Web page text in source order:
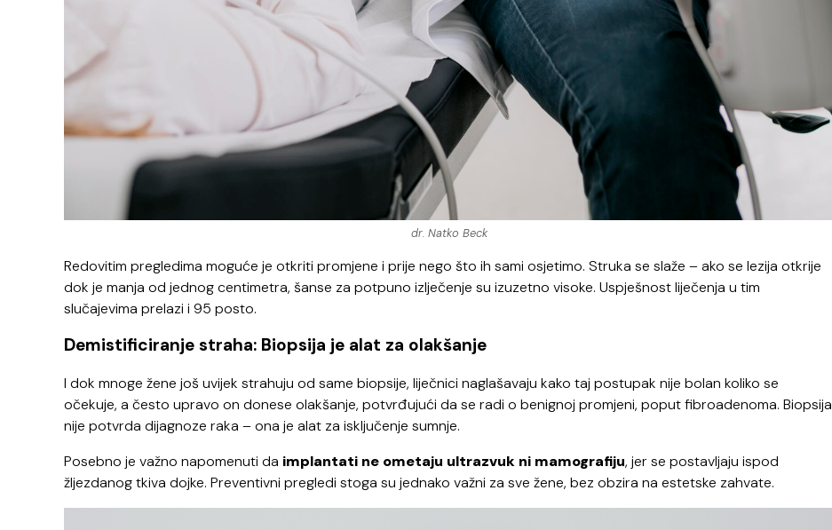
dr. Natko Beck
Redovitim pregledima moguće je otkriti promjene i prije nego što ih sami osjetimo. Struka se slaže – ako se lezija otkrije
dok je manja od jednog centimetra, šanse za potpuno izlječenje su izuzetno visoke. Uspješnost liječenja u tim
slučajevima prelazi i 95 posto.
Demistificiranje straha: Biopsija je alat za olakšanje
I dok mnoge žene još uvijek strahuju od same biopsije, liječnici naglašavaju kako taj postupak nije bolan koliko se
očekuje, a često upravo on donese olakšanje, potvrđujući da se radi o benignoj promjeni, poput fibroadenoma. Biopsija
nije potvrda dijagnoze raka – ona je alat za isključenje sumnje.
Posebno je važno napomenuti da implantati ne ometaju ultrazvuk ni mamografiju, jer se postavljaju ispod
žljezdanog tkiva dojke. Preventivni pregledi stoga su jednako važni za sve žene, bez obzira na estetske zahvate.